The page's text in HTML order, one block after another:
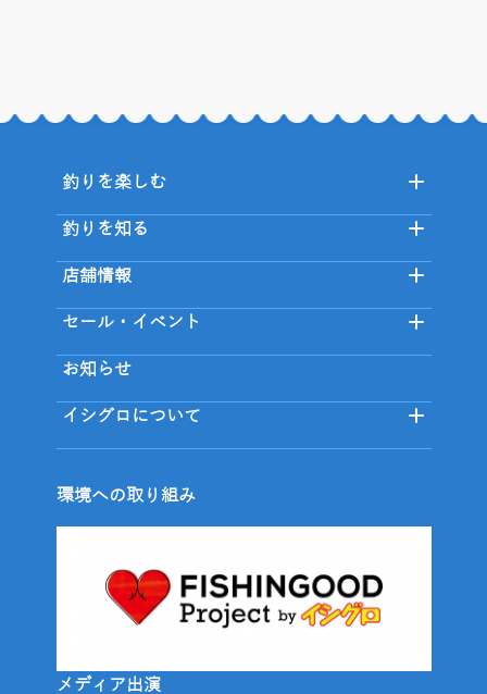
釣りを楽しむ
釣りを知る
店舗情報
セール・イベント
お知らせ
イシグロについて
環境への取り組み
メディア出演